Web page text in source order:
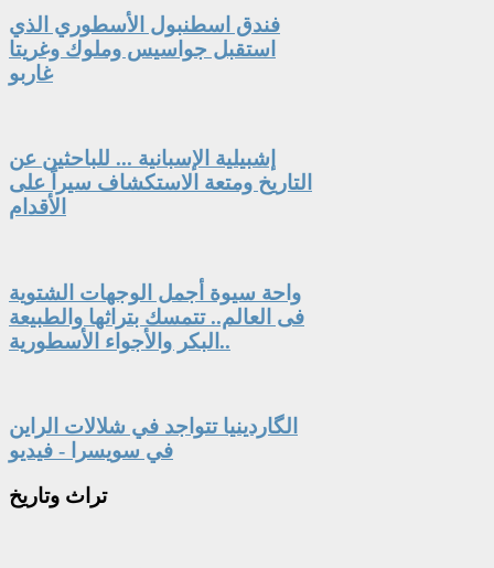
فندق اسطنبول الأسطوري الذي
استقبل جواسيس وملوك وغريتا
غاربو
إشبيلية الإسبانية ... للباحثين عن
التاريخ ومتعة الاستكشاف سيراً على
الأقدام
واحة سيوة أجمل الوجهات الشتوية
فى العالم.. تتمسك بتراثها والطبيعة
البكر والأجواء الأسطورية..
الگاردينيا تتواجد في شلالات الراين
في سويسرا - فيديو
تراث وتاريخ